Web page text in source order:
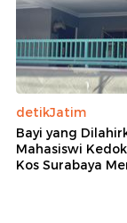
detikJatim
Bayi yang
Mahasiswi
Kos Surabaya